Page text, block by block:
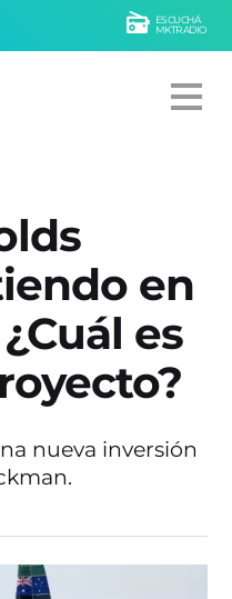
ESCUCHÁ
MKTRADIO
en
es
nueva inversión